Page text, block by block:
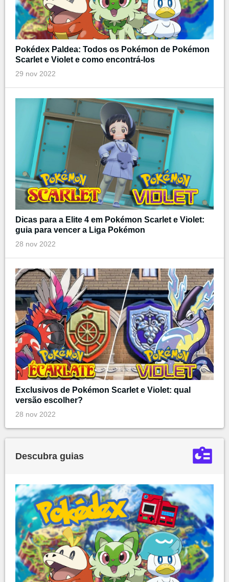
Pokédex Paldea: Todos os Pokémon de Pokémon
Scarlet e Violet e como encontrá-los
29 nov 2022
Dicas para a Elite 4 em Pokémon Scarlet e Violet:
guia para vencer a Liga Pokémon
28 nov 2022
Exclusivos de Pokémon Scarlet e Violet: qual
versão escolher?
28 nov 2022
Descubra guias